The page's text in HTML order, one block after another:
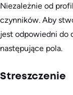
Niezależnie od
czynników. Aby
jest odpowiedni do
następujące pola.
Streszczenie